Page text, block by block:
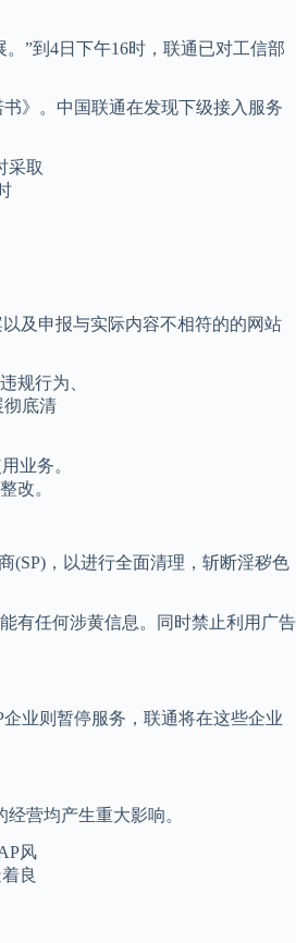
”到4日下午16时，联通已对工信部
》。中国联通在发现下级接入服务
采取
及申报与实际内容不相符的的网站
规行为、
彻底清
业务。
改。
(SP)，以进行全面清理，斩断淫秽色
有任何涉黄信息。同时禁止利用广告
业则暂停服务，联通将在这些企业
营均产生重大影响。
风
良